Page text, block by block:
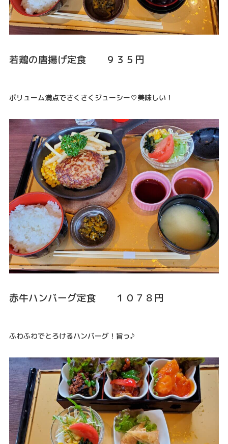
若鶏の唐揚げ定食 ９３５円
ボリューム満点でさくさくジューシー♡美味しい！
赤牛ハンバーグ定食 １０７８円
ふわふわでとろけるハンバーグ！旨っ♪